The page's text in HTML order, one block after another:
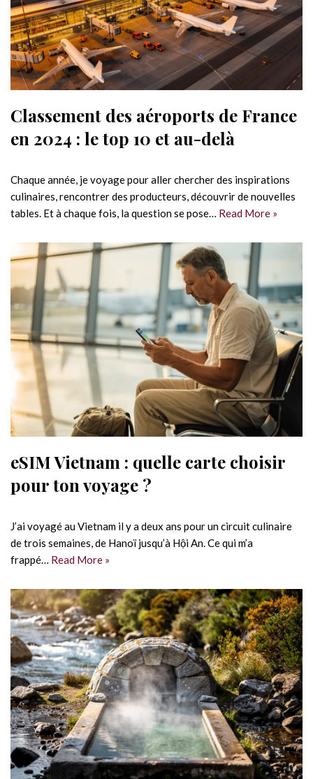
Classement des aéroports de France
en 2024 : le top 10 et au-delà
Chaque année, je voyage pour aller chercher des inspirations
culinaires, rencontrer des producteurs, découvrir de nouvelles
tables. Et à chaque fois, la question se pose… Read More »
eSIM Vietnam : quelle carte choisir
pour ton voyage ?
J’ai voyagé au Vietnam il y a deux ans pour un circuit culinaire
de trois semaines, de Hanoï jusqu’à Hội An. Ce qui m’a
frappé… Read More »